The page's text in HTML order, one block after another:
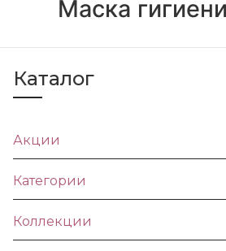
Маска
Каталог
Акции
Категории
Коллекции